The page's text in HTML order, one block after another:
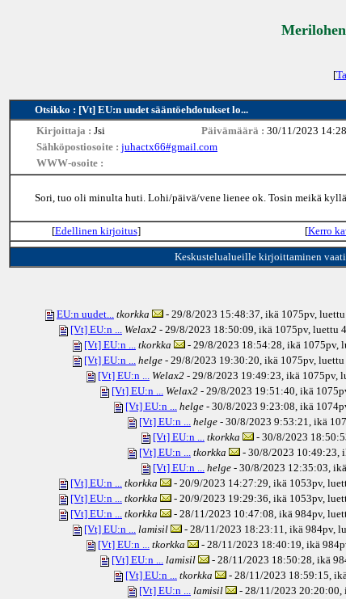
[
Otsikko : [Vt] EU:n uudet sääntöehdotukset lo...
Kirjoittaja : Jsi Päivämäärä : 30/11/2023
Sähköpostiosoite : juhactx66#gmail.com
WWW-osoite :
Sori, tuo oli minulta huti. Lohi/päivä/vene lienee ok. Tosin meikä
[Edellinen kirjoitus] [Kerro
Keskustelualueille kirjoittaminen
EU:n uudet... tkorkka - 29/8/2023 15:48:37, ikä 1075pv,
[Vt] EU:n ... Welax2 - 29/8/2023 18:50:09, ikä 1075pv, luettu
[Vt] EU:n ... tkorkka - 29/8/2023 18:54:28, ikä 1075pv,
[Vt] EU:n ... helge - 29/8/2023 19:30:20, ikä 1075pv,
[Vt] EU:n ... Welax2 - 29/8/2023 19:49:23, ikä 1075pv,
[Vt] EU:n ... Welax2 - 29/8/2023 19:51:40, ikä
[Vt] EU:n ... helge - 30/8/2023 9:23:08, ikä
[Vt] EU:n ... helge - 30/8/2023 9:53:21, ikä
[Vt] EU:n ... tkorkka - 30/8/2023
[Vt] EU:n ... tkorkka - 30/8/2023 10:49:23,
[Vt] EU:n ... helge - 30/8/2023 12:35:03, ikä
[Vt] EU:n ... tkorkka - 20/9/2023 14:27:29, ikä 1053pv,
[Vt] EU:n ... tkorkka - 20/9/2023 19:29:36, ikä 1053pv,
[Vt] EU:n ... tkorkka - 28/11/2023 10:47:08, ikä 984pv,
[Vt] EU:n ... lamisil - 28/11/2023 18:23:11, ikä 984pv,
[Vt] EU:n ... tkorkka - 28/11/2023 18:40:19, ikä
[Vt] EU:n ... lamisil - 28/11/2023 18:50:28, ikä
[Vt] EU:n ... tkorkka - 28/11/2023 18:59:15,
[Vt] EU:n ... lamisil - 28/11/2023 20:20:00,